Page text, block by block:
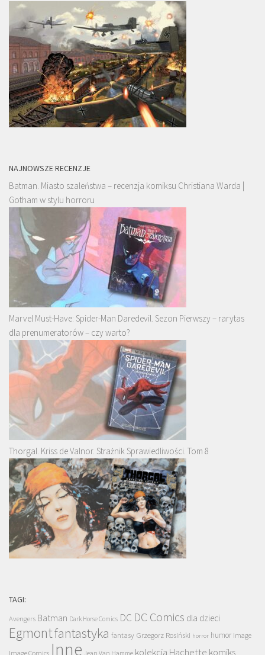
NAJNOWSZE RECENZJE
Batman. Miasto szaleństwa – recenzja komiksu Christiana Warda |
Gotham w stylu horroru
Marvel Must-Have: Spider-Man Daredevil. Sezon Pierwszy – rarytas
dla prenumeratorów – czy warto?
Thorgal. Kriss de Valnor. Strażnik Sprawiedliwości. Tom 8
TAGI:
Avengers Batman Dark Horse Comics DC DC Comics dla dzieci
Egmontfantastyka fantasy Grzegorz Rosiński horror humor Image
Image Comics Inne kolekcja Hachette komiks